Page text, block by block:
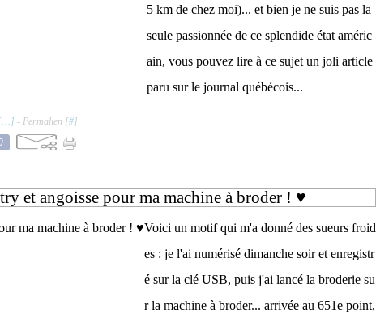
5 km de chez moi)... et bien je ne suis pas la
seule passionnée de ce splendide état améric
ain, vous pouvez lire à ce sujet un joli article
paru sur le journal québécois...
… ] - Permalien [#]
et angoisse pour ma machine à broder ! ♥
Voici un motif qui m'a donné des sueurs froid
es : je l'ai numérisé dimanche soir et enregistr
é sur la clé USB, puis j'ai lancé la broderie su
r la machine à broder... arrivée au 651e point,